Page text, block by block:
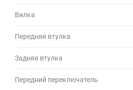
Вилка
Передняя втулка
Задняя втулка
Передний переключатель